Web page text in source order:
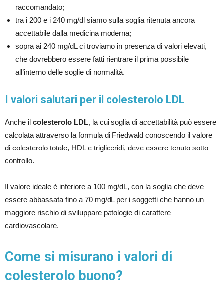
raccomandato;
tra i 200 e i 240 mg/dl siamo sulla soglia ritenuta ancora
accettabile dalla medicina moderna;
sopra ai 240 mg/dL ci troviamo in presenza di valori elevati,
che dovrebbero essere fatti rientrare il prima possibile
all’interno delle soglie di normalità.
I valori salutari per il colesterolo LDL
Anche il colesterolo LDL, la cui soglia di accettabilità può essere
calcolata attraverso la formula di Friedwald conoscendo il valore
di colesterolo totale, HDL e trigliceridi, deve essere tenuto sotto
controllo.
Il valore ideale è inferiore a 100 mg/dL, con la soglia che deve
essere abbassata fino a 70 mg/dL per i soggetti che hanno un
maggiore rischio di sviluppare patologie di carattere
cardiovascolare.
Come si misurano i valori di
colesterolo buono?